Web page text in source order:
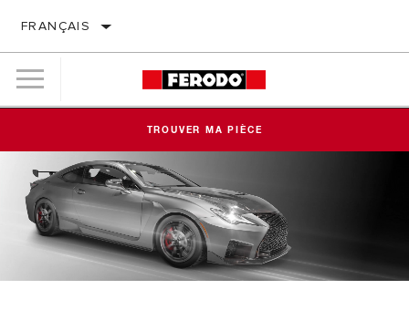
FRANÇAIS
TROUVER MA PIÈCE